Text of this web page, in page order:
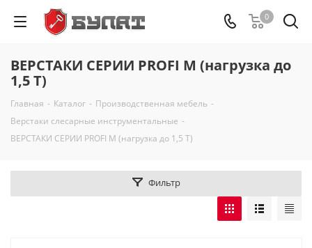
0
ВЕРСТАКИ СЕРИИ PROFI M (нагрузка до
1,5 Т)
Главная - Каталог - Производственная мебель -
Верстаки слесарные инструментальные -
ВЕРСТАКИ СЕРИИ PROFI M (нагрузка до 1,5 Т)
Фильтр